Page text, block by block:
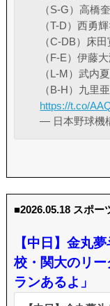
（S-G）高橋
（T-D）西勇
（C-DB）床
（F-E）伊藤
（L-M）武内
（B-H）九里
https://t.co/
— 日本野球機
■2026.05.18 スポー
【中日】金丸
校・関大のリ
ランあるよ」